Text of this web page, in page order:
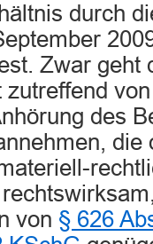
durch
Zwar geht
zutreffend
des
die
von § 626